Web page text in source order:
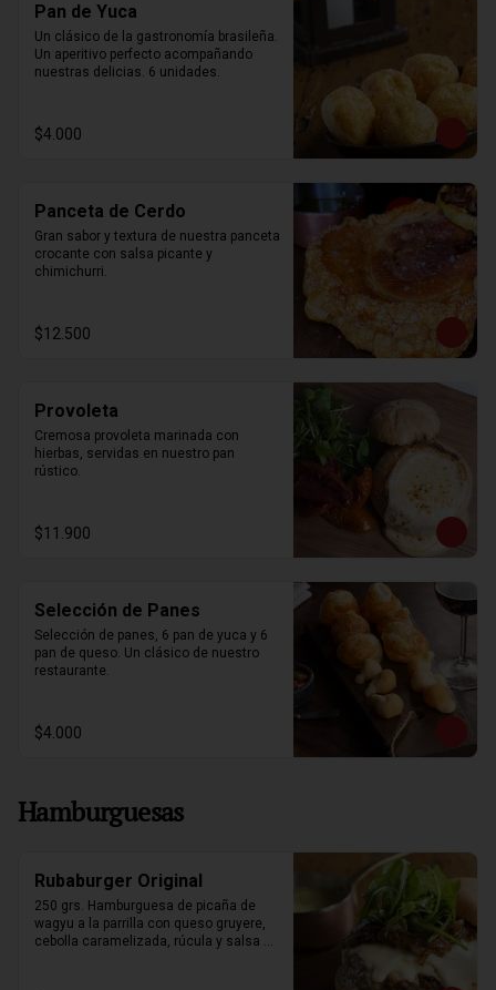
Pan de Yuca
Un clásico de la gastronomía brasileña.
Un aperitivo perfecto acompañando
nuestras delicias. 6 unidades.
$4.000
Panceta de Cerdo
Gran sabor y textura de nuestra panceta
crocante con salsa picante y
chimichurri.
$12.500
Provoleta
Cremosa provoleta marinada con
hierbas, servidas en nuestro pan
rústico.
$11.900
Selección de Panes
Selección de panes, 6 pan de yuca y 6
pan de queso. Un clásico de nuestro
restaurante.
$4.000
Hamburguesas
Rubaburger Original
250 grs. Hamburguesa de picaña de
wagyu a la parrilla con queso gruyere,
cebolla caramelizada, rúcula y salsa